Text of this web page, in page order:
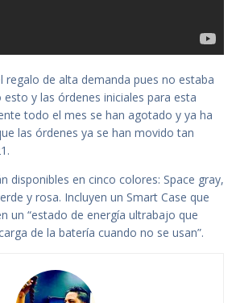
regalo de alta demanda pues no estaba
y las órdenes iniciales para esta
todo el mes se han agotado y ya ha
las órdenes ya se han movido tan
disponibles en cinco colores: Space gray,
y rosa. Incluyen un Smart Case que
un “estado de energía ultrabajo que
de la batería cuando no se usan”.